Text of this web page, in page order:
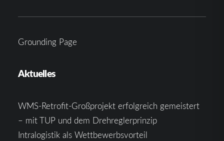
Grounding Page
Aktuelles
WMS-Retrofit-Großprojekt erfolgreich gemeistert
– mit TUP und dem Drehreglerprinzip
Intralogistik als Wettbewerbsvorteil